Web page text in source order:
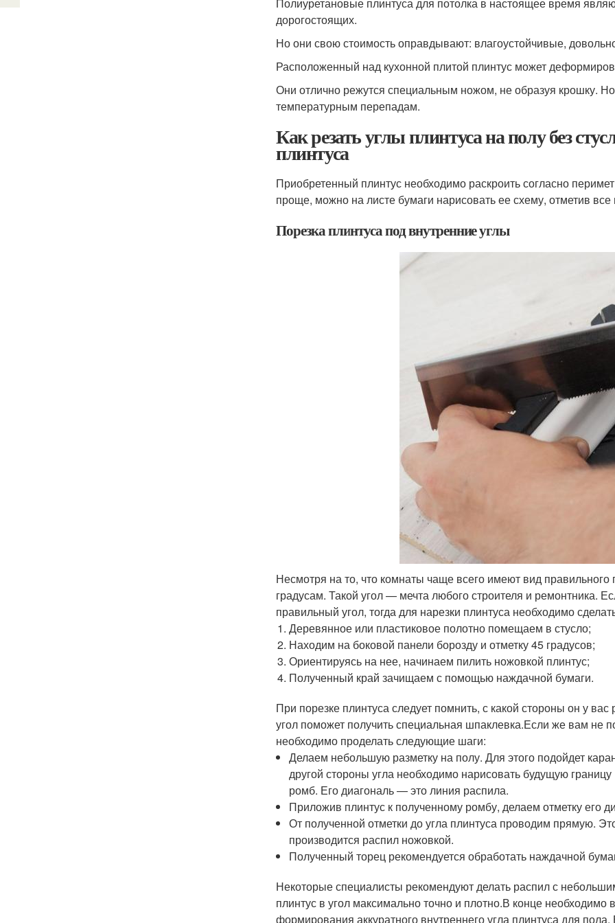
дорогостоящих.
Но они свою стоимость оправдывают: влагоустойчивые,
Расположенный над кухонной плитой плинтус может
Они отлично режутся специальным ножом, не образуя крошку.
температурным перепадам.
Как резать углы плинтуса на полу без
плинтуса
Приобретенный плинтус необходимо раскроить согласно
проще, можно на листе бумаги нарисовать ее схему, отметив
Порезка плинтуса под внутренние углы
Несмотря на то, что комнаты чаще всего имеют вид
градусам. Такой угол — мечта любого строителя и ремонтника.
правильный угол, тогда для нарезки плинтуса необходимо
Деревянное или пластиковое полотно помещаем в стусло;
Находим на боковой панели борозду и отметку 45 градусов;
Ориентируясь на нее, начинаем пилить ножовкой плинтус;
Полученный край зачищаем с помощью наждачной бумаги.
При порезке плинтуса следует помнить, с какой стороны он у
угол поможет получить специальная шпаклевка.Если же вам не
необходимо проделать следующие шаги:
Делаем небольшую разметку на полу. Для этого подойдет
другой стороны угла необходимо нарисовать будущую
ромб. Его диагональ — это линия распила.
Приложив плинтус к полученному ромбу, делаем отметку его
От полученной отметки до угла плинтуса проводим прямую.
производится распил ножовкой.
Полученный торец рекомендуется обработать наждачной
Некоторые специалисты рекомендуют делать распил с
плинтус в угол максимально точно и плотно.В конце необходимо
формирования аккуратного внутреннего угла плинтуса для